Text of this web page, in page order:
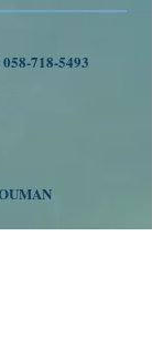
058-718-5493